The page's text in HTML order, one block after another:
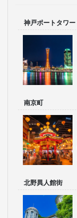
神戸ポートタワー
南京町
北野異人館街